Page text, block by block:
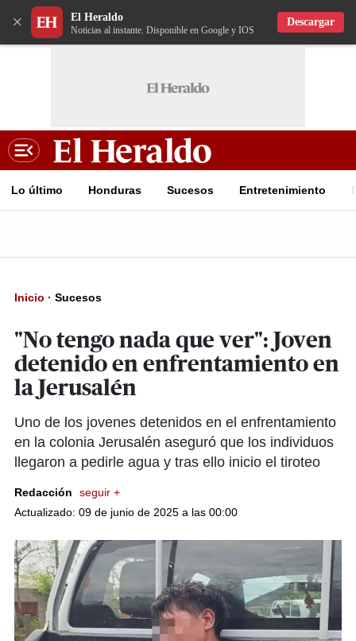
× El Heraldo
Noticias al instante. Disponible en Google y IOS
Descargar
Lo último Honduras Sucesos Entretenimiento
Inicio · Sucesos
"No tengo nada que ver": Joven
detenido en enfrentamiento en
la Jerusalén
Uno de los jovenes detenidos en el enfrentamiento
en la colonia Jerusalén aseguró que los individuos
llegaron a pedirle agua y tras ello inicio el tiroteo
Redacción
seguir +
Actualizado: 09 de junio de 2025 a las 00:00